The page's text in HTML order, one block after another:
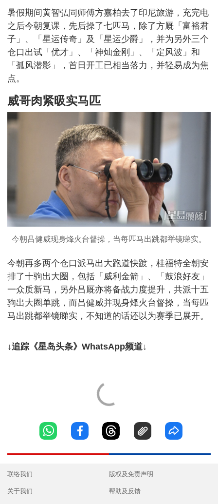
暑假期间黄智弘同师傅方嘉柏去了印尼旅游，充完电
之后今朝复课，先后操了七匹马，除了方厩「富裕君
子」、「星运传奇」及「星运少爵」，并为另外三个
仓口出试「优才」、「神灿金刚」、「定风波」和
「孤风潜影」，首日开工已相当落力，并轻易成为焦
点。
威哥肉紧昅实马匹
今朝吕健威现身烽火台督操，当每匹马出跳都举镜睇实。
今朝再多两个仓口派马出大跑道快踱，桂福特全朝安
排了十驹出大圈，包括「威利金箭」、「鼓浪好友」
一众质新马，另外吕厩亦将备战力度提升，共派十五
驹出大圈单跳，而吕健威并现身烽火台督操，当每匹
马出跳都举镜睇实，不知道的话还以为赛季已展开。
↓追踪《星岛头条》WhatsApp频道↓
联络我们
关于我们
版权及免责声明
帮助及反馈